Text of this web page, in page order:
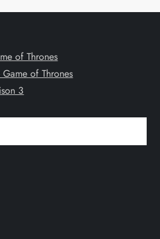
of Thrones
of Thrones
3